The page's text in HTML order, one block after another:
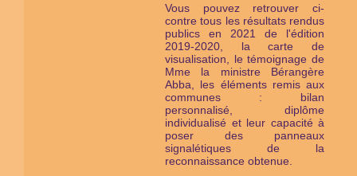
Vous pouvez retrouver ci-
contre tous les résultats rendus
publics en 2021 de l'édition
2019-2020, la carte de
visualisation, le témoignage de
Mme la ministre Bérangère
Abba, les éléments remis aux
communes : bilan
personnalisé, diplôme
individualisé et leur capacité à
poser des panneaux
signalétiques de la
reconnaissance obtenue.